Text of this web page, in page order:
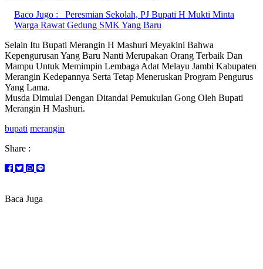
Baco Jugo :
Peresmian Sekolah, PJ Bupati H Mukti Minta
Warga Rawat Gedung SMK Yang Baru
Selain Itu Bupati Merangin H Mashuri Meyakini Bahwa
Kepengurusan Yang Baru Nanti Merupakan Orang Terbaik Dan
Mampu Untuk Memimpin Lembaga Adat Melayu Jambi Kabupaten
Merangin Kedepannya Serta Tetap Meneruskan Program Pengurus
Yang Lama.
Musda Dimulai Dengan Ditandai Pemukulan Gong Oleh Bupati
Merangin H Mashuri.
bupati merangin
Share :
Baca Juga